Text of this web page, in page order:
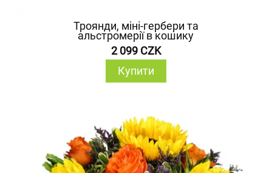
Троянди, міні-гербери та
альстромерії в кошику
2 099 CZK
Купити